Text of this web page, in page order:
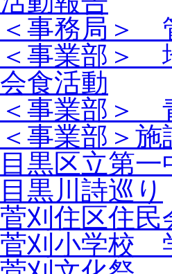
＜事務局＞
＜事業部＞
会食活動
＜事業部＞
＜事業部＞
目黒区立第一
目黒川詩巡り
菅刈住区住民
菅刈小学校